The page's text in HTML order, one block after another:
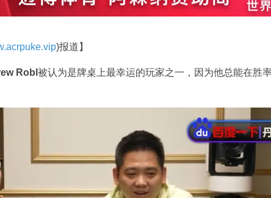
)报道】
Robl 被认为是牌桌上最幸运的玩家之一，因为他总能在胜